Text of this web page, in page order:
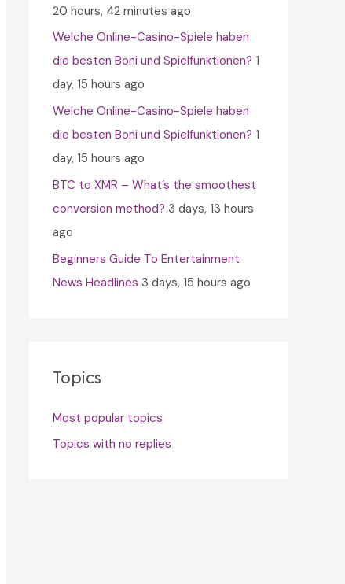
:20 hours, 42 minutes ago
Welche Online-Casino-Spiele haben
die besten Boni und Spielfunktionen? 1
day, 15 hours ago
Welche Online-Casino-Spiele haben
die besten Boni und Spielfunktionen? 1
day, 15 hours ago
BTC to XMR – What’s the smoothest
conversion method? 3 days, 13 hours
ago
Beginners Guide To Entertainment
News Headlines 3 days, 15 hours ago
Topics
Most popular topics
Topics with no replies